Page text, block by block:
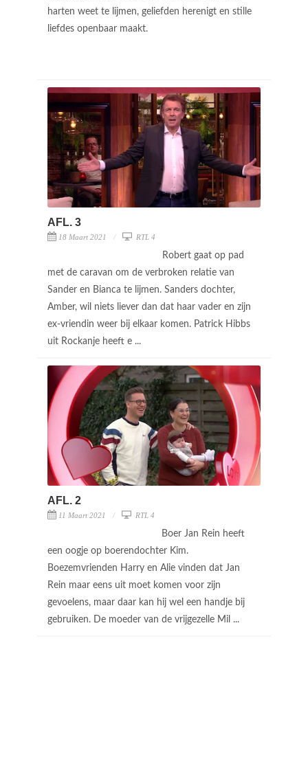
harten weet te lijmen, geliefden herenigt en stille
liefdes openbaar maakt.
AFL. 3
18 Maart 2021 RTL 4
Robert gaat op pad
met de caravan om de verbroken relatie van
Sander en Bianca te lijmen. Sanders dochter,
Amber, wil niets liever dan dat haar vader en zijn
ex-vriendin weer bij elkaar komen. Patrick Hibbs
uit Rockanje heeft e ...
AFL. 2
11 Maart 2021 RTL 4
Boer Jan Rein heeft
een oogje op boerendochter Kim.
Boezemvrienden Harry en Alie vinden dat Jan
Rein maar eens uit moet komen voor zijn
gevoelens, maar daar kan hij wel een handje bij
gebruiken. De moeder van de vrijgezelle Mil ...